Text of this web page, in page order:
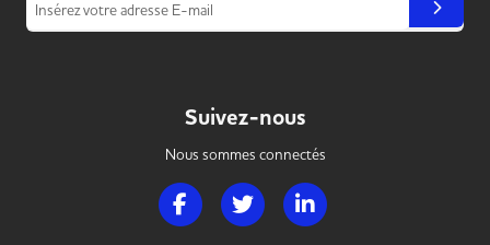
Insérez votre adresse E-mail
Suivez-nous
Nous sommes connectés
Page Facebook de Handi Hotellerie
Page Twitter de Handi Hotellerie